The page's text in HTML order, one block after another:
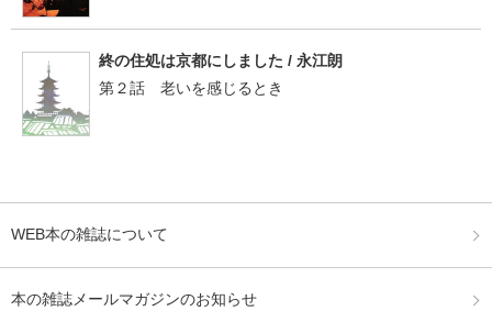
終の住処は京都にしました / 永江朗
第２話 老いを感じるとき
WEB本の雑誌について
本の雑誌メールマガジンのお知らせ